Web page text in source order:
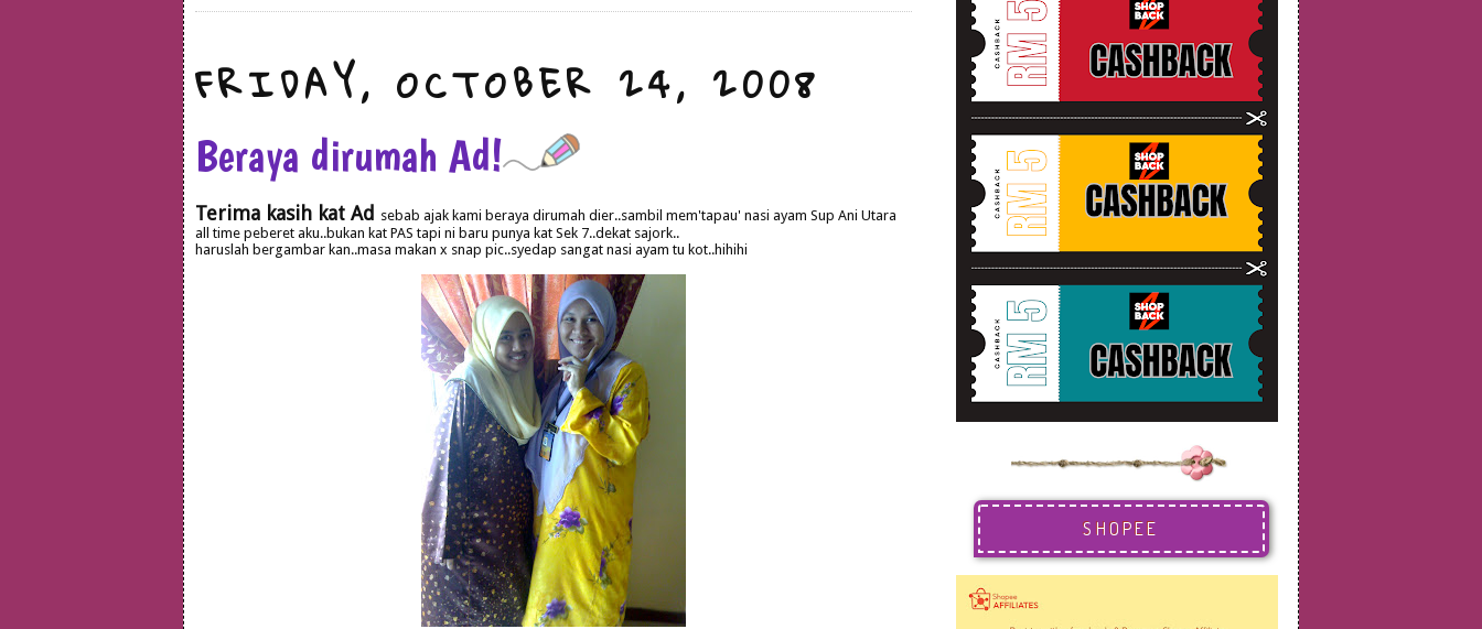
FRIDAY, OCTOBER 24, 2008
Beraya dirumah Ad!
Terima kasih kat Ad sebab ajak kami beraya dirumah dier..sambil mem'tapau' nasi ayam Sup Ani Utara
all time peberet aku..bukan kat PAS tapi ni baru punya kat Sek 7..dekat sajork..
haruslah bergambar kan..masa makan x snap pic..syedap sangat nasi ayam tu kot..hihihi
SHOPEE